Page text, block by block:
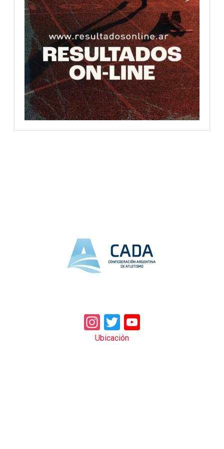
Instagram
Twitter
Ubicación